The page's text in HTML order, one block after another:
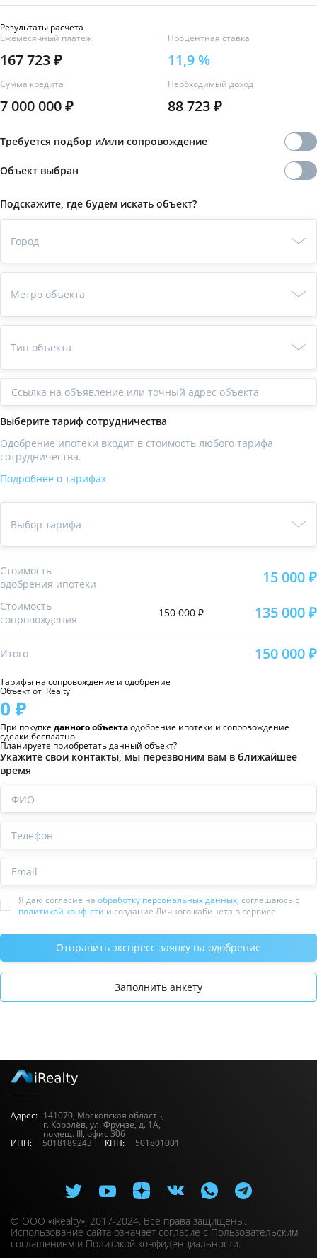
Результаты расчёта
Ежемесячный платеж
167 723 ₽
Процентная ставка
11,9%
Сумма кредита
7 000 000 ₽
Необходимый доход
88 723 ₽
Требуется подбор и/или сопровождение
Объект выбран
Подскажите, где будем искать объект?
Город
Метро объекта
Тип объекта
Ссылка
Выберите тариф сотрудничества
Одобрение ипотеки входит в стоимость любого тарифа
сотрудничества.
Подробнее о тарифах
Выбор тарифа
Стоимость
одобрения ипотеки
15 000 ₽
Стоимость
сопровождения
150 000 ₽ 135 000 ₽
Итого 150 000 ₽
Тарифы на сопровождение и одобрение
Объект от iRealty
При покупке данного объектаодобрение ипотеки и сопровождение
сделки бесплатно
Планируете приобретать данный объект?
Укажите свои контакты, мы перезвоним вам в ближайшее
время
ФИО
Телефон
Email
Я даю согласие на обработку персональных данных, соглашаюсь с
политикой конф-сти и создание Личного кабинета в сервисе
Отправить экспресс заявку на одобрение
Заполнить анкету
Адрес: 141070, Московская область,
г. Королёв, ул. Фрунзе, д. 1А,
помещ. III, офис 306
ИНН:
5018189243 КПП: 501801001
© ООО «iRealty», 2017-2024. Все права защищены.
Использование сайта означает согласие с Пользовательским
соглашением и Политикой конфиденциальности.